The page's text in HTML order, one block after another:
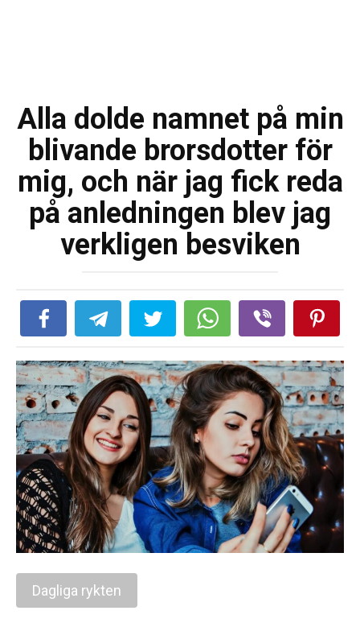
Alla dolde namnet på min
blivande brorsdotter för
mig, och när jag fick reda
på anledningen blev jag
verkligen besviken
Dagliga rykten